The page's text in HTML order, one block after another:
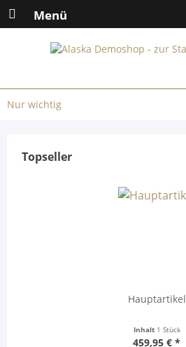
Menü
Nur wichtig
Topseller
Hauptartikel
Inhalt 1 Stück
459,95 € *